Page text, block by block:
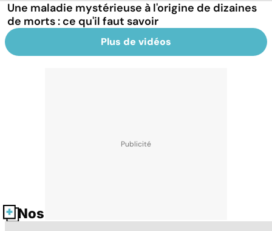
Une maladie mystérieuse à l'origine de dizaines
de morts : ce qu'il faut savoir
Plus de vidéos
Nos fiches santé